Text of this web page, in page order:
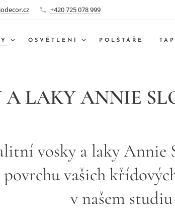
+420 725 078 999
OSVĚTLENÍ POLŠTÁŘE
A LAKY ANNIE
vosky a laky Annie
povrchu vašich
v našem